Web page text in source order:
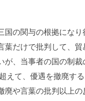
国の関与の根拠にな
葉だけで批判して、
が、当事者の国の制
えて、優遇を撤廃す
廃や言葉の批判以上